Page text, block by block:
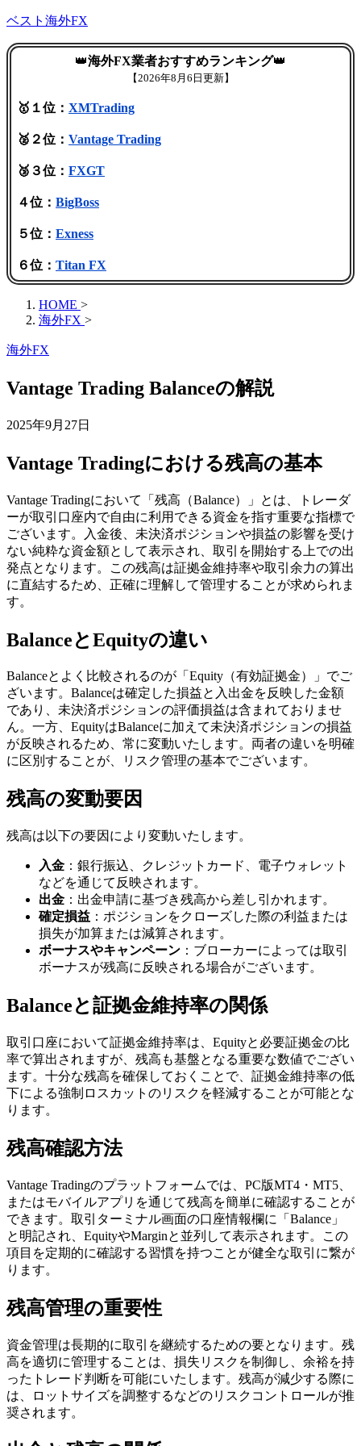
ベスト海外FX
👑海外FX業者おすすめランキング👑
【2026年8月6日更新】
🥇１位： XMTrading
🥈２位： Vantage Trading
🥉３位： FXGT
４位： BigBoss
５位： Exness
６位： Titan FX
HOME >
海外FX >
海外FX
Vantage Trading Balanceの解説
2025年9月27日
Vantage Tradingにおける残高の基本
Vantage Tradingにおいて「残高（Balance）」とは、トレーダ
ーが取引口座内で自由に利用できる資金を指す重要な指標で
ございます。入金後、未決済ポジションや損益の影響を受け
ない純粋な資金額として表示され、取引を開始する上での出
発点となります。この残高は証拠金維持率や取引余力の算出
に直結するため、正確に理解して管理することが求められま
す。
BalanceとEquityの違い
Balanceとよく比較されるのが「Equity（有効証拠金）」でご
ざいます。Balanceは確定した損益と入出金を反映した金額
であり、未決済ポジションの評価損益は含まれておりませ
ん。一方、EquityはBalanceに加えて未決済ポジションの損益
が反映されるため、常に変動いたします。両者の違いを明確
に区別することが、リスク管理の基本でございます。
残高の変動要因
残高は以下の要因により変動いたします。
入金 ：銀行振込、クレジットカード、電子ウォレット
などを通じて反映されます。
出金 ：出金申請に基づき残高から差し引かれます。
確定損益 ：ポジションをクローズした際の利益または
損失が加算または減算されます。
ボーナスやキャンペーン ：ブローカーによっては取引
ボーナスが残高に反映される場合がございます。
Balanceと証拠金維持率の関係
取引口座において証拠金維持率は、Equityと必要証拠金の比
率で算出されますが、残高も基盤となる重要な数値でござい
ます。十分な残高を確保しておくことで、証拠金維持率の低
下による強制ロスカットのリスクを軽減することが可能とな
ります。
残高確認方法
Vantage Tradingのプラットフォームでは、PC版MT4・MT5、
またはモバイルアプリを通じて残高を簡単に確認することが
できます。取引ターミナル画面の口座情報欄に「Balance」
と明記され、EquityやMarginと並列して表示されます。この
項目を定期的に確認する習慣を持つことが健全な取引に繋が
ります。
残高管理の重要性
資金管理は長期的に取引を継続するための要となります。残
高を適切に管理することは、損失リスクを制御し、余裕を持
ったトレード判断を可能にいたします。残高が減少する際に
は、ロットサイズを調整するなどのリスクコントロールが推
奨されます。